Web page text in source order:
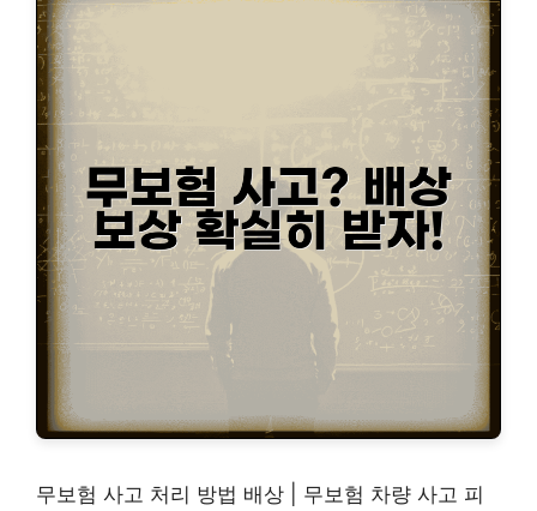
무보험 사고 처리 방법 배상 | 무보험 차량 사고 피